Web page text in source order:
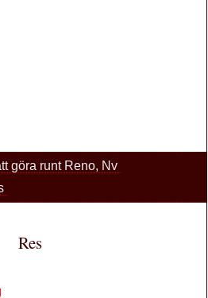
göra runt Reno, Nv
Res